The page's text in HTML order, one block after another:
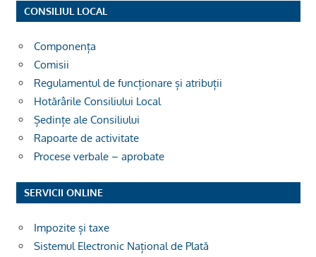
CONSILIUL LOCAL
Componența
Comisii
Regulamentul de funcționare și atribuții
Hotărârile Consiliului Local
Ședințe ale Consiliului
Rapoarte de activitate
Procese verbale – aprobate
SERVICII ONLINE
Impozite și taxe
Sistemul Electronic Național de Plată